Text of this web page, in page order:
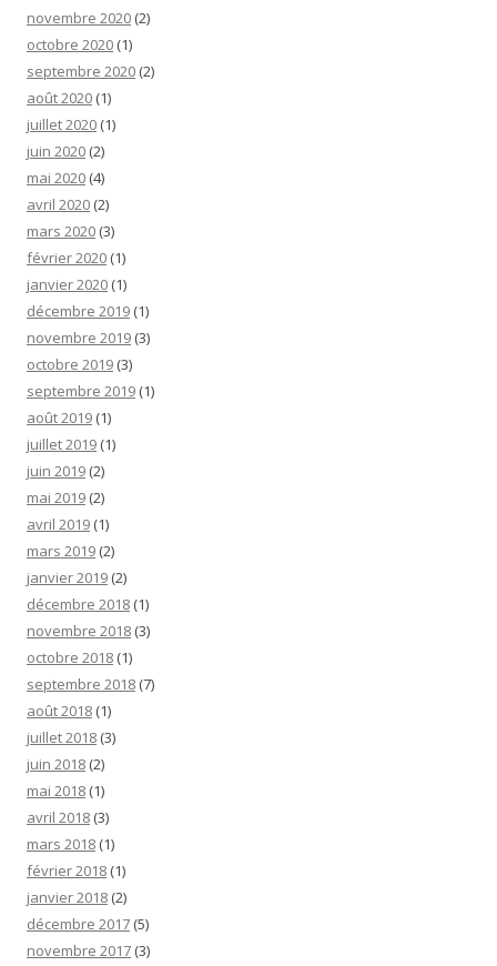
novembre 2020 (2)
octobre 2020 (1)
septembre 2020 (2)
août 2020 (1)
juillet 2020 (1)
juin 2020 (2)
mai 2020 (4)
avril 2020 (2)
mars 2020 (3)
février 2020 (1)
janvier 2020 (1)
décembre 2019 (1)
novembre 2019 (3)
octobre 2019 (3)
septembre 2019 (1)
août 2019 (1)
juillet 2019 (1)
juin 2019 (2)
mai 2019 (2)
avril 2019 (1)
mars 2019 (2)
janvier 2019 (2)
décembre 2018 (1)
novembre 2018 (3)
octobre 2018 (1)
septembre 2018 (7)
août 2018 (1)
juillet 2018 (3)
juin 2018 (2)
mai 2018 (1)
avril 2018 (3)
mars 2018 (1)
février 2018 (1)
janvier 2018 (2)
décembre 2017 (5)
novembre 2017 (3)